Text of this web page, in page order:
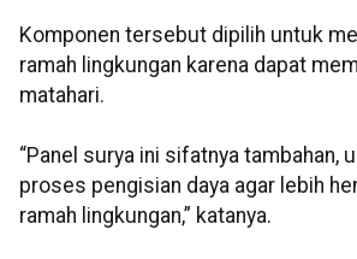
Komponen tersebut dipilih untuk
ramah lingkungan karena dapat
matahari.
“Panel surya ini sifatnya tambahan,
proses pengisian daya agar lebih
ramah lingkungan,” katanya.